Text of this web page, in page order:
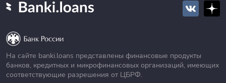
На сайте banki.loans представлены финансовые продукты
банков, кредитных и микрофинансовых организаций, имеющих
соответствующие разрешения от ЦБРФ.